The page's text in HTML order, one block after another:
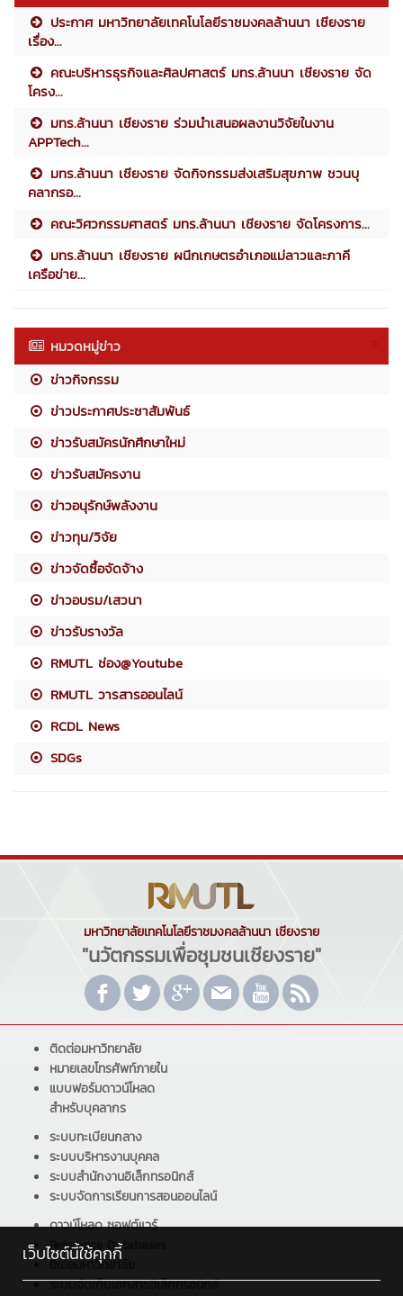
ประกาศ มหาวิทยาลัยเทคโนโลยีราชมงคลล้านนา เชียงราย
เรื่อง...
คณะบริหารธุรกิจและศิลปศาสตร์ มทร.ล้านนา เชียงราย จัด
โครง...
มทร.ล้านนา เชียงราย ร่วมนำเสนอผลงานวิจัยในงาน
APPTech...
มทร.ล้านนา เชียงราย จัดกิจกรรมส่งเสริมสุขภาพ ชวนบุ
คลากรอ...
คณะวิศวกรรมศาสตร์ มทร.ล้านนา เชียงราย จัดโครงการ...
มทร.ล้านนา เชียงราย ผนึกเกษตรอำเภอแม่ลาวและภาคี
เครือข่าย...
หมวดหมู่ข่าว
ข่าวกิจกรรม
ข่าวประกาศประชาสัมพันธ์
ข่าวรับสมัครนักศึกษาใหม่
ข่าวรับสมัครงาน
ข่าวอนุรักษ์พลังงาน
ข่าวทุน/วิจัย
ข่าวจัดซื้อจัดจ้าง
ข่าวอบรม/เสวนา
ข่าวรับรางวัล
RMUTL ช่อง@Youtube
RMUTL วารสารออนไลน์
RCDL News
SDGs
มหาวิทยาลัยเทคโนโลยีราชมงคลล้านนา เชียงราย
"นวัตกรรมเพื่อชุมชนเชียงราย"
ติดต่อมหาวิทยาลัย
หมายเลขโทรศัพท์ภายใน
แบบฟอร์มดาวน์โหลด
สำหรับบุคลากร
ระบบทะเบียนกลาง
ระบบบริหารงานบุคคล
ระบบสำนักงานอิเล็กทรอนิกส์
ระบบจัดการเรียนการสอนออนไลน์
ดาวน์โหลด ซอฟต์แวร์
Reference Databases
อีเมลมหาวิทยาลัย
ระบบจัดเก็บเอกสารอิเล็กทรอนิกส์
เว็บไซต์นี้ใช้คุกกี้